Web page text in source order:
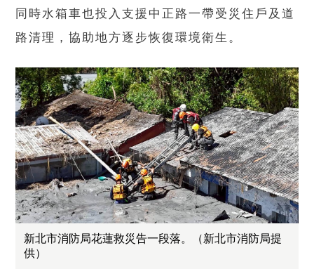
同時水箱車也投入支援中正路一帶受災住戶及道
路清理，協助地方逐步恢復環境衛生。
新北市消防局花蓮救災告一段落。（新北市消防局提
供）